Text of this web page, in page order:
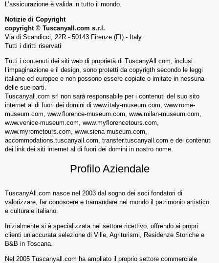
L’assicurazione è valida in tutto il mondo.
Notizie di Copyright
copyright © Tuscanyall.com s.r.l.
Via di Scandicci, 22R - 50143 Firenze (FI) - Italy
Tutti i diritti riservati
Tutti i contenuti dei siti web di proprietà di TuscanyAll.com, inclusi
l’impaginazione e il design, sono protetti da copyrigth secondo le leggi
italiane ed europee e non possono essere copiate o imitate in nessuna
delle sue parti.
Tuscanyall.com srl non sarà responsabile per i contenuti del suo sito
internet al di fuori dei domini di www.italy-museum.com, www.rome-
museum.com, www.florence-museum.com, www.milan-museum.com,
www.venice-museum.com, www.myflorencetours.com,
www.myrometours.com, www.siena-museum.com,
accommodations.tuscanyall.com, transfer.tuscanyall.com e dei contenuti
dei link dei siti internet al di fuori dei domini in nostro nome.
Profilo Aziendale
TuscanyAll.com nasce nel 2003 dal sogno dei soci fondatori di
valorizzare, far conoscere e tramandare nel mondo il patrimonio artistico
e culturale italiano.
Inizialmente si è specializzata nel settore ricettivo, offrendo ai propri
clienti un’accurata selezione di Ville, Agriturismi, Residenze Storiche e
B&B in Toscana.
Nel 2005 Tuscanyall.com ha ampliato il proprio settore commerciale